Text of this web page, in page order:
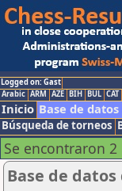
Logged on: Gast
Arabic ARM AZE BIH BUL CAT
Inicio Base de
Búsqueda de torneos
Se encontraron
Base de